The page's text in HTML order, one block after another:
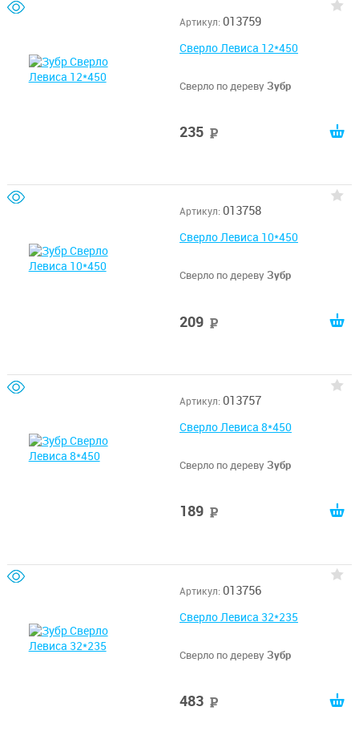
Артикул: 013759
Сверло Левиса 12*450
Сверло по дереву Зубр
235
Артикул: 013758
Сверло Левиса 10*450
Сверло по дереву Зубр
209
Артикул: 013757
Сверло Левиса 8*450
Сверло по дереву Зубр
189
Артикул: 013756
Сверло Левиса 32*235
Сверло по дереву Зубр
483